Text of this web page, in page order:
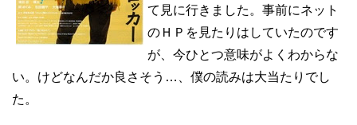
て見に行きました。事前にネット
のＨＰを見たりはしていたのです
が、今ひとつ意味がよくわからな
い。けどなんだか良さそう…、僕の読みは大当たりでし
た。